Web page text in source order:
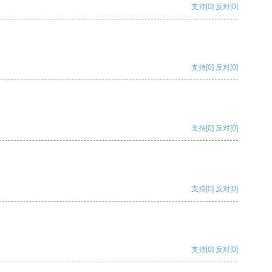
支持[0] 反对[0]
支持[0] 反对[0]
支持[0] 反对[0]
支持[0] 反对[0]
支持[0] 反对[0]